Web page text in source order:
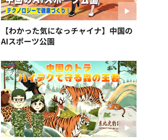
【わかった気になっチャイナ】中国の
AIスポーツ公園